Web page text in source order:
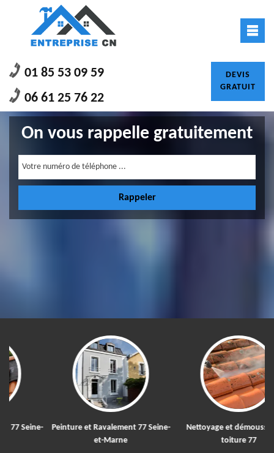
01 85 53 09 59
06 61 25 76 22
DEVIS
GRATUIT
On vous rappelle gratuitement
Peinture et Ravalement 77 Seine-
Nettoyage et démoussage de